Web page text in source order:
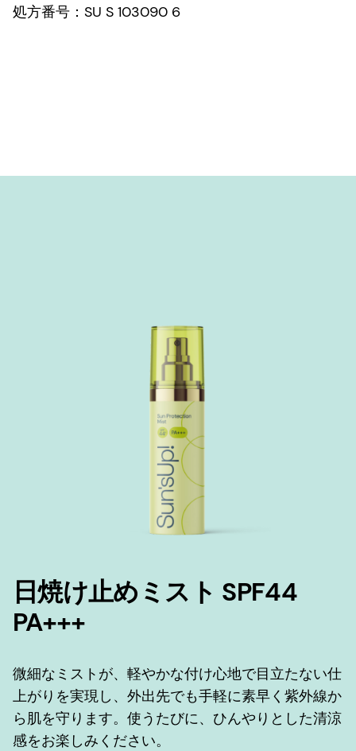
処方番号：SU S 103090 6
日焼け止めミスト SPF44
PA+++
微細なミストが、軽やかな付け心地で目立たない仕
上がりを実現し、外出先でも手軽に素早く紫外線か
ら肌を守ります。使うたびに、ひんやりとした清涼
感をお楽しみください。